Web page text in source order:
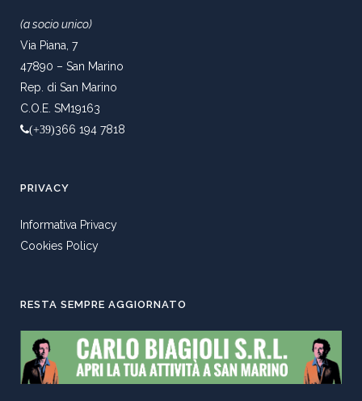
(a socio unico)
Via Piana, 7
47890 – San Marino
Rep. di San Marino
C.O.E. SM19163
(+39)366 194 7818
PRIVACY
Informativa Privacy
Cookies Policy
RESTA SEMPRE AGGIORNATO